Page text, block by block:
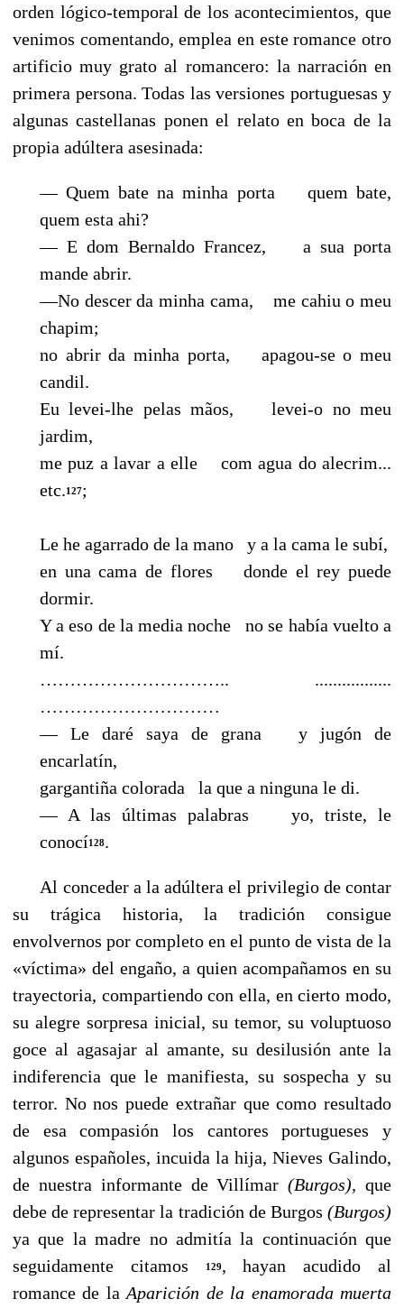
orden lógico-temporal de los acontecimientos, que
venimos comentando, emplea en este romance otro
artificio muy grato al romancero: la narración en
primera persona. Todas las versiones portuguesas y
algunas castellanas ponen el relato en boca de la
propia adúltera asesinada:
— Quem bate na minha porta quem bate,
quem esta ahi?
— E dom Bernaldo Francez, a sua porta
mande abrir.
—No descer da minha cama, me cahiu o meu
chapim;
no abrir da minha porta, apagou-se o meu
candil.
Eu levei-lhe pelas mãos, levei-o no meu
jardim,
me puz a lavar a elle com agua do alecrim...
etc.127;
Le he agarrado de la mano y a la cama le subí,
en una cama de flores donde el rey puede
dormir.
Y a eso de la media noche no se había vuelto a
mí.
………………………….. .................
…………………………
— Le daré saya de grana y jugón de
encarlatín,
gargantiña colorada la que a ninguna le di.
— A las últimas palabras yo, triste, le
conocí128.
Al conceder a la adúltera el privilegio de contar
su trágica historia, la tradición consigue
envolvernos por completo en el punto de vista de la
«víctima» del enga­ño, a quien acompañamos en su
trayectoria, compartiendo con ella, en cierto modo,
su alegre sorpresa inicial, su temor, su voluptuoso
goce al agasajar al aman­te, su desilusión ante la
indiferencia que le manifiesta, su sospecha y su
terror. No nos puede extrañar que como resultado
de esa compasión los cantores portugue­ses y
algunos españoles, incuida la hija, Nieves Galindo,
de nuestra informante de Villímar(Burgos),que
debe de representar la tradición de Burgos (Burgos)
ya que la madre no admitía la continuación que
seguidamente citamos
129, hayan acudido al
romance de laAparición de la enamorada muerta